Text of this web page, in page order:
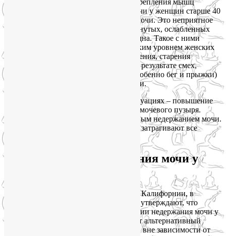
исследование рекомендует йогу для укрепления мышц
тазового дна и лечения недержания мочи у женщин старше 40
лет, которые страдают от недержания мочи. Это неприятное
явление часто возникает на фоне растянутых, ослабленных
или слишком жестких мышц тазового дна. Такое с ними
может случиться в связи с родами, низким уровнем женских
половых гормонов, как результат ожирения, старения
организма или по другим причинам. В результате смех,
кашель, чихание, аэробные нагрузи (особенно бег и прыжки)
вызывают непроизвольные утечки мочи.
Причина утечек мочи в описанных ситуациях – повышение
давления внутри живота и собственно мочевого пузыря.
Такое явление еще называется стрессовым недержанием мочи.
С возрастом проблемы усугубляются и затрагивают все
Йога в лечении недержания мочи у
занимались медики из Калифорнии, в
университете Сан-Франциско. Ученые утверждают, что
хирургического вмешательства в лечении недержания мочи у
женщин можно избежать, и предлагают альтернативный
способ облегчить подобные симптомы, вне зависимости от